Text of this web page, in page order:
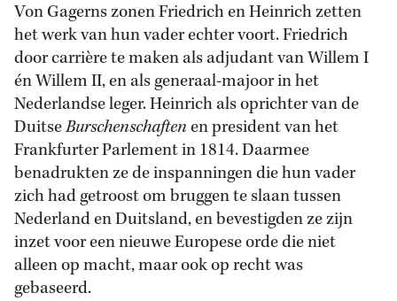
Von Gagerns zonen Friedrich en Heinrich zetten
het werk van hun vader echter voort. Friedrich
door carrière te maken als adjudant van Willem I
én Willem II, en als generaal-majoor in het
Nederlandse leger. Heinrich als oprichter van de
DuitseBurschenschaftenen president van het
Frankfurter Parlement in 1814. Daarmee
benadrukten ze de inspanningen die hun vader
zich had getroost om bruggen te slaan tussen
Nederland en Duitsland, en bevestigden ze zijn
inzet voor een nieuwe Europese orde die niet
alleen op macht, maar ook op recht was
gebaseerd.